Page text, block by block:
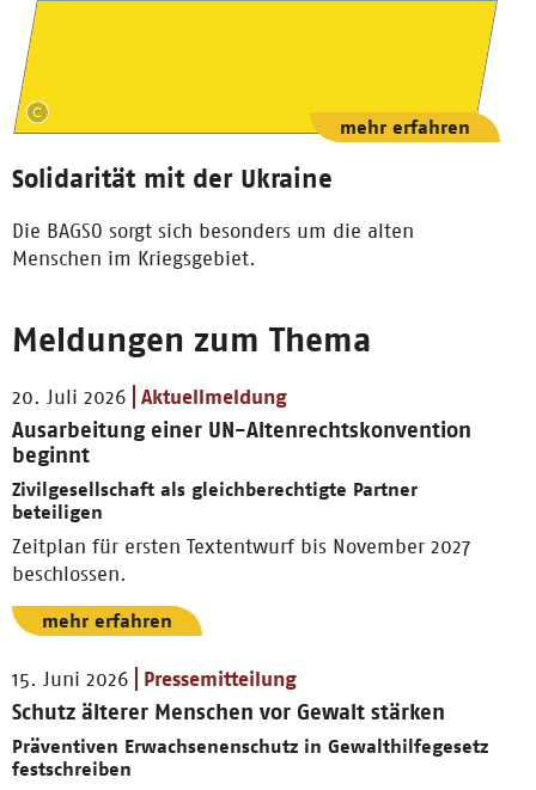
Solidarität mit der Ukraine
Die BAGSO sorgt sich besonders um die alten
Menschen im Kriegsgebiet.
mehr erfahren
Meldungen zum Thema
20. Juli 2026 Aktuellmeldung
Ausarbeitung einer UN-Altenrechtskonvention
beginnt
Zivilgesellschaft als gleichberechtigte Partner
beteiligen
Zeitplan für ersten Textentwurf bis November 2027
beschlossen.
mehr erfahren
15. Juni 2026 Pressemitteilung
Schutz älterer Menschen vor Gewalt stärken
Präventiven Erwachsenenschutz in Gewalthilfegesetz
festschreiben